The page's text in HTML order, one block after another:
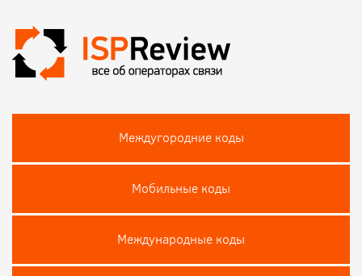
Междугородние коды
Мобильные коды
Международные коды